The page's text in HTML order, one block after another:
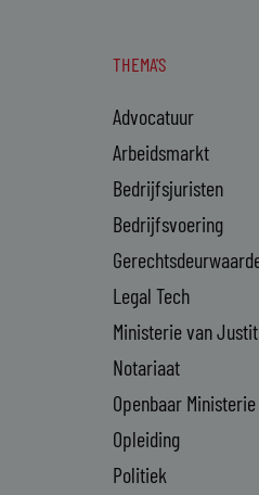
THEMA'S
Advocatuur
Arbeidsmarkt
Bedrijfsjuristen
Bedrijfsvoering
Legal Tech
Ministerie van
Notariaat
Openbaar Ministerie
Opleiding
Politiek